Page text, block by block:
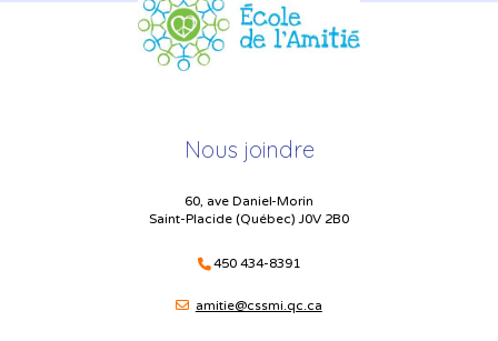
Nous joindre
60, ave Daniel-Morin
Saint-Placide (Québec) J0V 2B0
450 434-8391
amitie@cssmi.qc.ca